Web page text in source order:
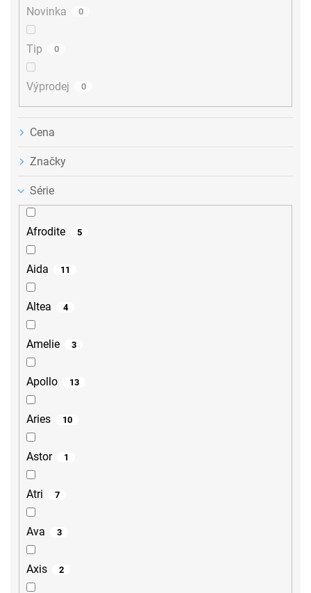
Novinka 0
Tip 0
Výprodej 0
Cena
Značky
Série
Afrodite 5
Aida 11
Altea 4
Amelie 3
Apollo 13
Aries 10
Astor 1
Atri 7
Ava 3
Axis 2